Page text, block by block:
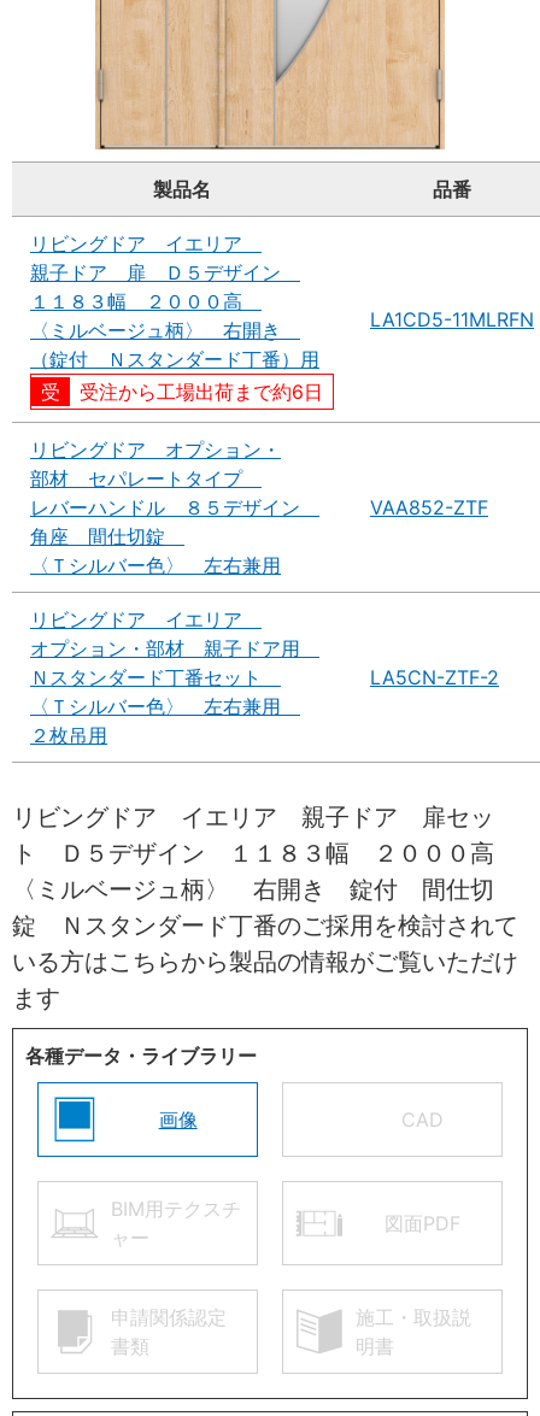
製品名 品番
リビングドア イエリア
親子ドア 扉 Ｄ５デザイン
１１８３幅 ２０００高
〈ミルベージュ柄〉 右開き
（錠付 Ｎスタンダード丁番）用
受注から工場出荷まで約6日
LA1CD5-11MLRFN
リビングドア オプション・
部材 セパレートタイプ
レバーハンドル ８５デザイン
角座 間仕切錠
〈Ｔシルバー色〉 左右兼用
VAA852-ZTF
リビングドア イエリア
オプション・部材 親子ドア用
Ｎスタンダード丁番セット
〈Ｔシルバー色〉 左右兼用
２枚吊用
LA5CN-ZTF-2
リビングドア イエリア 親子ドア 扉セッ
ト Ｄ５デザイン １１８３幅 ２０００高
〈ミルベージュ柄〉 右開き 錠付 間仕切
錠 Ｎスタンダード丁番のご採用を検討されて
いる方はこちらから製品の情報がご覧いただけ
ます
各種データ・ライブラリー
画像 CAD
BIM用テクスチ
ャー
図面PDF
申請関係認定
書類
施工・取扱説
明書